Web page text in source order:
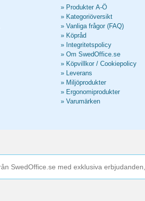
» Produkter A-Ö
» Kategoriöversikt
» Vanliga frågor (FAQ)
» Köpråd
» Integritetspolicy
» Om SwedOffice.se
» Köpvillkor / Cookiepolicy
» Leverans
» Miljöprodukter
» Ergonomiprodukter
» Varumärken